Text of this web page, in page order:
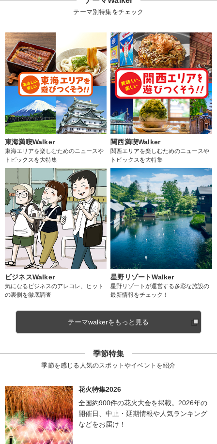
テーマ別特集をチェック
東海満喫Walker
東海エリアを楽しむためのニュースや
トピックスを大特集
関西満喫Walker
関西エリアを楽しむためのニュースや
トピックスを大特集
ビジネスWalker
気になるビジネスのアレコレ、ヒット
の裏側を徹底調査
星野リゾートWalker
星野リゾートが運営する多彩な施設の
最新情報をチェック！
テーマwalkerをもっと見る
季節特集
季節を感じる人気のスポットやイベントを紹介
花火特集2026
全国約900件の花火大会を掲載。2026年の
開催日、中止・延期情報や人気ランキング
などをお届け！